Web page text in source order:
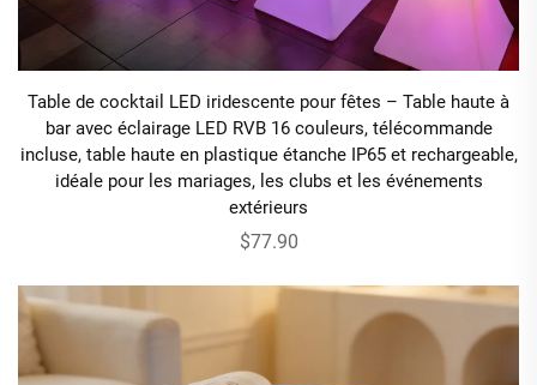
Table de cocktail LED iridescente pour fêtes – Table haute à
bar avec éclairage LED RVB 16 couleurs, télécommande
incluse, table haute en plastique étanche IP65 et rechargeable,
idéale pour les mariages, les clubs et les événements
extérieurs
$77.90